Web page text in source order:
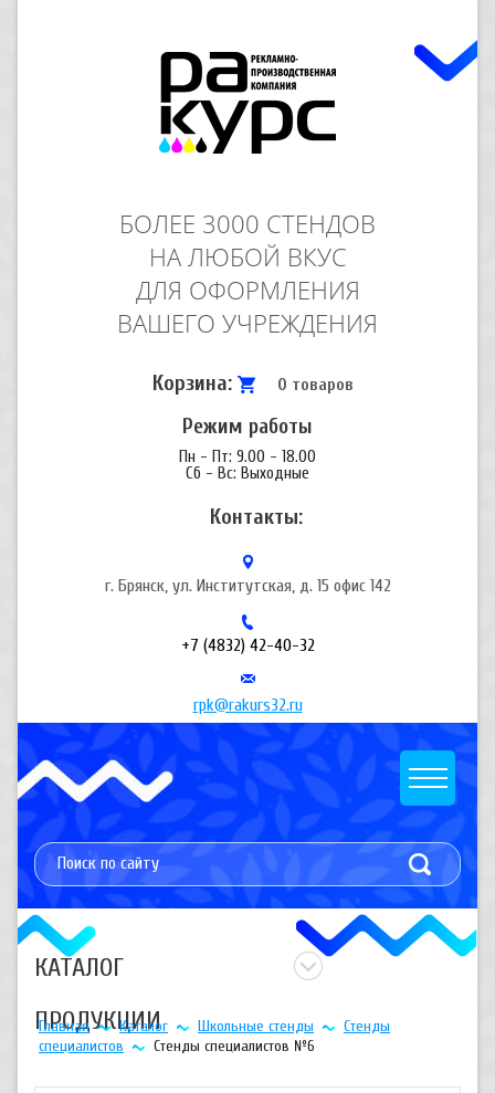
БОЛЕЕ 3000 СТЕНДОВ
НА ЛЮБОЙ ВКУС
ДЛЯ ОФОРМЛЕНИЯ
ВАШЕГО УЧРЕЖДЕНИЯ
Корзина: 0 товаров
Режим работы
Пн - Пт: 9.00 - 18.00
Сб - Вс: Выходные
Контакты:
г. Брянск, ул. Институтская, д. 15 офис 142
+7 (4832) 42-40-32
rpk@rakurs32.ru
КАТАЛОГ
ПРОДУКЦИИ
Главная Каталог Школьные стенды
Стенды
специалистов
Стенды специалистов №6